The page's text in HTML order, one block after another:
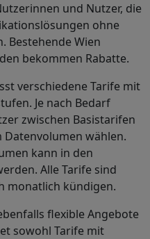
und Nutzer, die
ohne
Bestehende Wien
bekommen Rabatte.
verschiedene Tarife mit
Je nach Bedarf
zwischen Basistarifen
wählen.
kann in den
Alle Tarife sind
monatlich kündigen.
flexible Angebote
sowohl Tarife mit